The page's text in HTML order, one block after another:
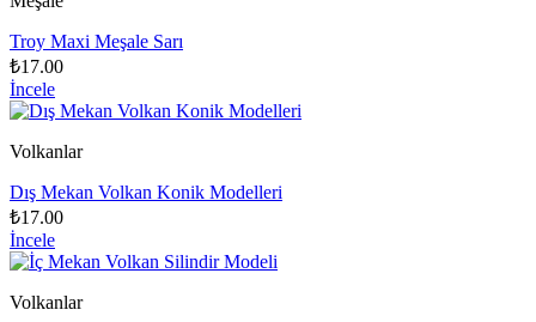
Troy Maxi Meşale Sarı
₺17.00
İncele
Volkanlar
Dış Mekan Volkan Konik Modelleri
₺17.00
İncele
Volkanlar